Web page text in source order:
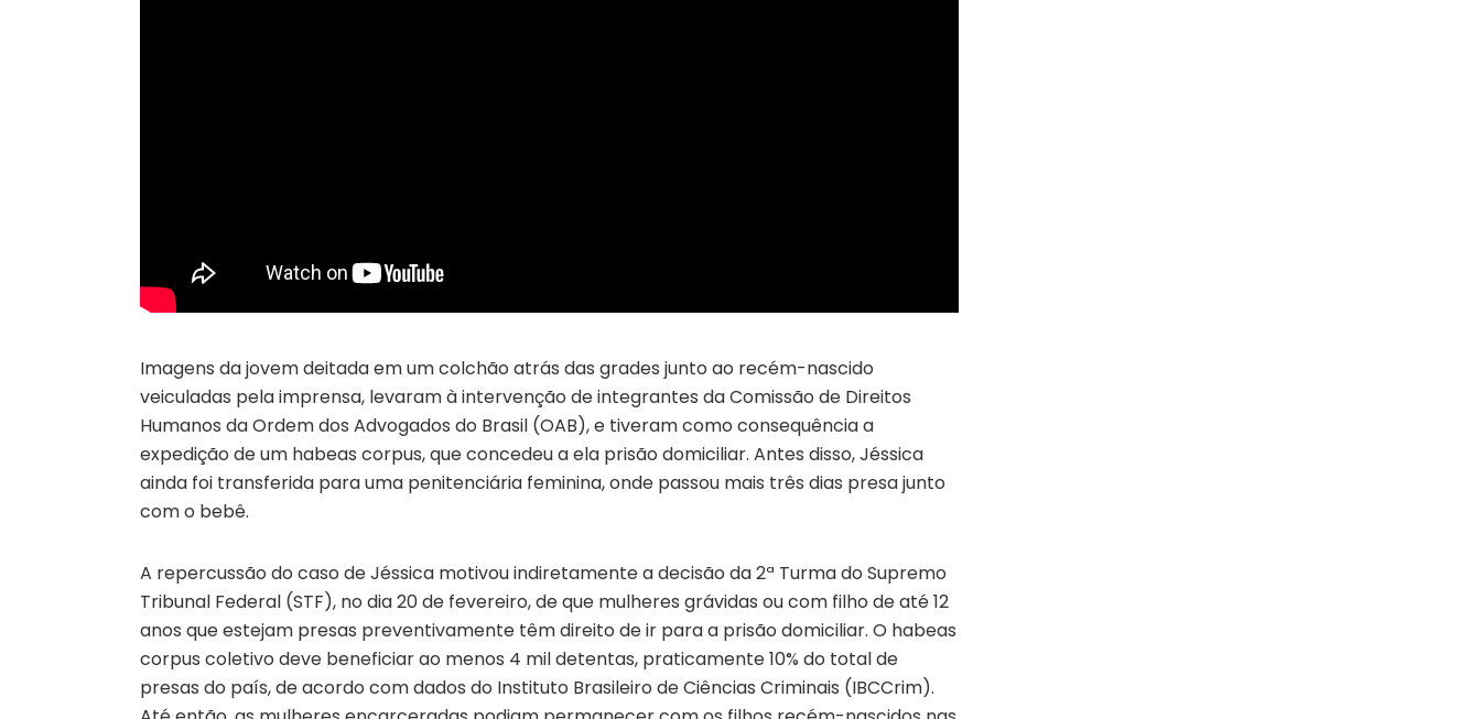
Imagens da jovem deitada em um colchão atrás das grades junto ao recém-nascido
veiculadas pela imprensa, levaram à intervenção de integrantes da Comissão de Direitos
Humanos da Ordem dos Advogados do Brasil (OAB), e tiveram como consequência a
expedição de um habeas corpus, que concedeu a ela prisão domiciliar. Antes disso, Jéssica
ainda foi transferida para uma penitenciária feminina, onde passou mais três dias presa junto
com o bebê.
A repercussão do caso de Jéssica motivou indiretamente a decisão da 2ª Turma do Supremo
Tribunal Federal (STF), no dia 20 de fevereiro, de que mulheres grávidas ou com filho de até 12
anos que estejam presas preventivamente têm direito de ir para a prisão domiciliar. O habeas
corpus coletivo deve beneficiar ao menos 4 mil detentas, praticamente 10% do total de
presas do país, de acordo com dados do Instituto Brasileiro de Ciências Criminais (IBCCrim).